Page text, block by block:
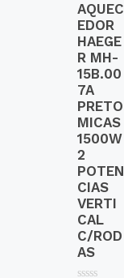
AQUEC
EDOR
HAEGE
R MH-
15B.00
7A
PRETO
MICAS
1500W
2
POTEN
CIAS
VERTI
CAL
C/ROD
AS